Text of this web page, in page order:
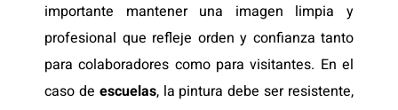
importante mantener una imagen limpia y
profesional que refleje orden y confianza tanto
para colaboradores como para visitantes. En el
caso de escuelas, la pintura debe ser resistente,